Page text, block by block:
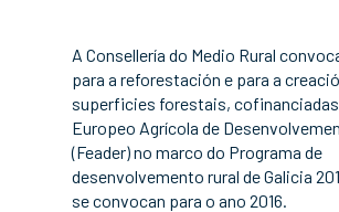
A Consellería do Medio Rural
para a reforestación e para a
superficies forestais,
Europeo Agrícola de
(Feader) no marco do Programa de
desenvolvemento rural de Galicia
se convocan para o ano 2016.